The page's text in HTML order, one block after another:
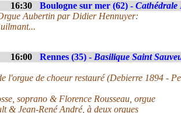
16:30 Boulogne sur mer (62) - Cathédrale
Aubertin par Didier Hennuyer:
16:00 Rennes (35) - Basilique Saint
l'orgue de choeur restauré (Debierre 1894 -
soprano & Florence Rousseau, orgue
& Jean-René André, à deux orgues